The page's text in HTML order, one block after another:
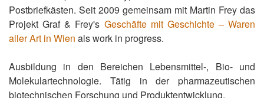
Postbriefkästen. Seit 2009 gemeinsam mit Martin Frey das
Projekt Graf & Frey's Geschäfte mit Geschichte – Waren
aller Art in Wien als work in progress.
Ausbildung in den Bereichen Lebensmittel-, Bio- und
Molekulartechnologie. Tätig in der pharmazeutischen
biotechnischen Forschung und Produktentwicklung.